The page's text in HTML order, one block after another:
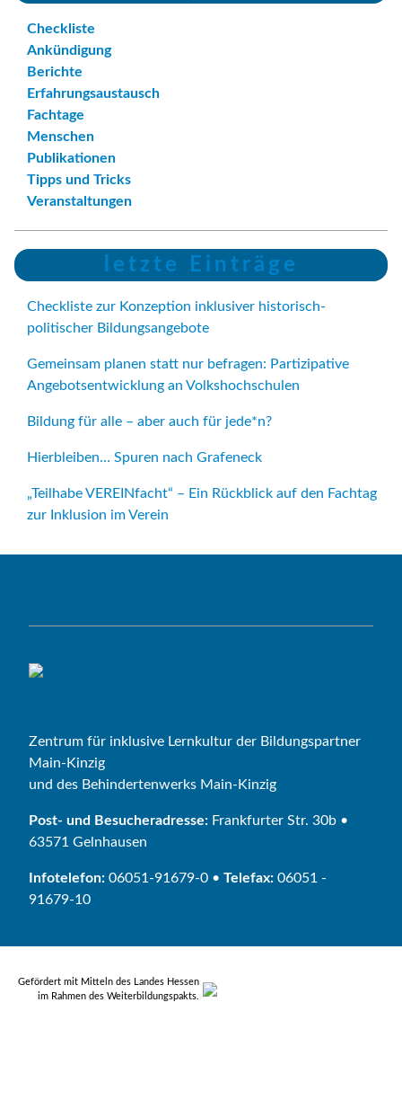
Checkliste
Ankündigung
Berichte
Erfahrungsaustausch
Fachtage
Menschen
Publikationen
Tipps und Tricks
Veranstaltungen
letzte Einträge
Checkliste zur Konzeption inklusiver historisch-
politischer Bildungsangebote
Gemeinsam planen statt nur befragen: Partizipative
Angebotsentwicklung an Volkshochschulen
Bildung für alle – aber auch für jede*n?
Hierbleiben… Spuren nach Grafeneck
„Teilhabe VEREINfacht“ – Ein Rückblick auf den Fachtag
zur Inklusion im Verein
Zentrum für inklusive Lernkultur der Bildungspartner
Main-Kinzig
und des Behindertenwerks Main-Kinzig
Post- und Besucheradresse: Frankfurter Str. 30b •
63571 Gelnhausen
Infotelefon: 06051-91679-0 • Telefax: 06051 -
91679-10
Gefördert mit Mitteln des Landes Hessen
im Rahmen des Weiterbildungspakts.